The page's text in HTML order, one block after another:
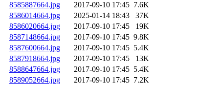
8585887664.jpg
2017-09-10 17:45 7.6K
8586014664.jpg
2025-01-14 18:43
37K
8586020664.jpg
2017-09-10 17:45
19K
8587148664.jpg
2017-09-10 17:45 9.8K
8587600664.jpg
2017-09-10 17:45 5.4K
8587918664.jpg
2017-09-10 17:45
13K
8588647664.jpg
2017-09-10 17:45 5.4K
8589052664.jpg
2017-09-10 17:45 7.2K